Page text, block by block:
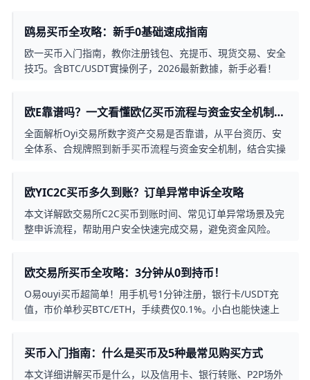
讯，帮助你在控制风险的前提下更安心地参与加密资产投资。
鸥易买币全攻略：新手0基础速成指南
欧一买币入门指南，教你注册钱包、充提币、現货交易、安全
技巧。含BTC/USDT實操例子，2026最新數據，新手必看！
欧E靠谱吗？一文看懂欧亿买币流程与资金安全机制深
度解析
全面解析Oyi交易所数字资产交易是否靠谱，从平台资历、安
全体系、合规牌照到新手买币流程与资金安全机制，结合实操
欧YIC2C买币多久到账？订单异常申诉全攻略
本文详解欧交易所C2C买币到账时间、常见订单异常场景及完
整申诉流程，帮助用户安全快速完成交易，避免资金风险。
欧交易所买币全攻略：3分钟从0到持币！
O易ouyi买币超简单！用手机号1分钟注册，银行卡/USDT充
值，市价单秒买BTC/ETH，手续费仅0.1%。小白也能快速上
买币入门指南：什么是买币及5种最常见购买方式
本文详细讲解买币是什么，以及信用卡、银行转账、P2P场外